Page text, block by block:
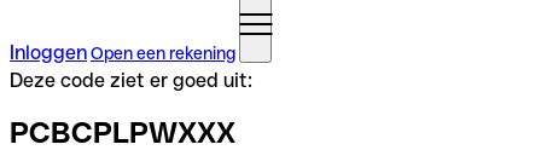
InloggenOpen een rekening
Deze code ziet er goed uit:
PCBCPLPWXXX